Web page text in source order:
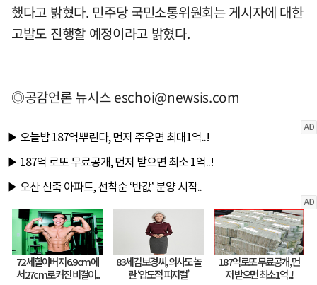
했다고 밝혔다. 민주당 국민소통위원회는 게시자에 대한
고발도 진행할 예정이라고 밝혔다.
◎공감언론 뉴시스eschoi@newsis.com